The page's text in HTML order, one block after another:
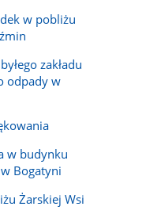
w pobliżu
zakładu
odpady w
w budynku
Bogatyni
Żarskiej Wsi